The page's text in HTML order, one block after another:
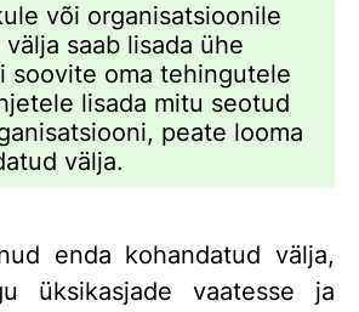
või organisatsioonile
saab lisada ühe
soovite oma tehingutele
lisada mitu seotud
peate looma
välja.
enda kohandatud välja,
üksikasjade vaatesse ja